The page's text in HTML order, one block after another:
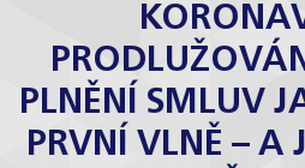
PLNĚNÍ SMLUV
PRVNÍ VLNĚ – A